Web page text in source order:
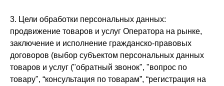
3. Цели обработки персональных данных:
продвижение товаров и услуг Оператора на рынке,
заключение и исполнение гражданско-правовых
договоров (выбор субъектом персональных данных
товаров и услуг ("обратный звонок", "вопрос по
товару", “консультация по товарам”, “регистрация на